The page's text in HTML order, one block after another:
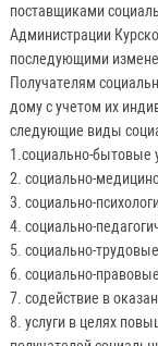
поставщиками
Администрации
последующими
Получателям
дому с учетом их
следующие виды
1.социально-бытовые
2. социально-
3. социально-
4. социально-
5. социально-трудовые
6. социально-
7. содействие в
8. услуги в целях